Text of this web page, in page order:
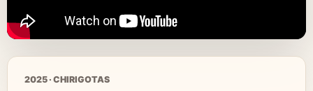
2025 · CHIRIGOTAS